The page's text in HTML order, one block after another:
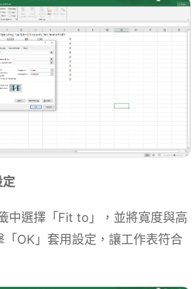
定
中選擇「Fit to」，並將寬度與高
「OK」套用設定，讓工作表符合